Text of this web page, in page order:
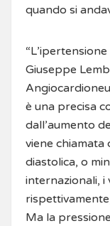
quando si
Giuseppe
è una precisa
dall’aumento
viene chiamata
diastolica, o
internazionali, i
Ma la